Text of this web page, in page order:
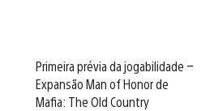
Primeira prévia da jogabilidade –
Expansão Man of Honor de
Mafia: The Old Country